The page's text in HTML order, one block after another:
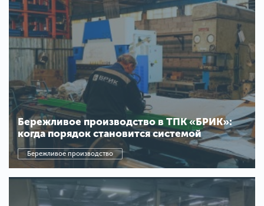
Бережливое производство в ТПК «БРИК»:
когда порядок становится системой
Бережливое производство